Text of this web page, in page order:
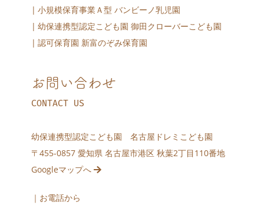
小規模保育事業Ａ型 バンビーノ乳児園
幼保連携型認定こども園 御田クローバーこども園
認可保育園 新富のぞみ保育園
お問い合わせ
CONTACT US
幼保連携型認定こども園 名古屋ドレミこども園
〒455-0857 愛知県 名古屋市港区 秋葉2丁目110番地
Googleマップへ
｜お電話から